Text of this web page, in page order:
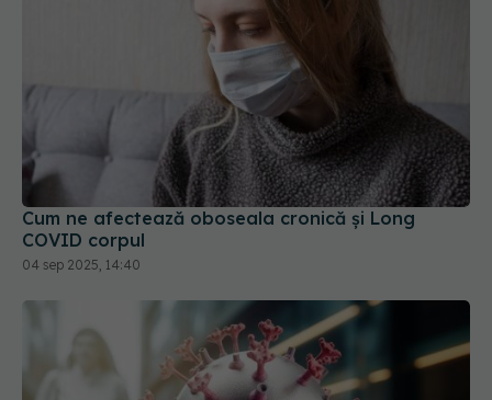
Cum ne afectează oboseala cronică și Long
COVID corpul
04 sep 2025, 14:40